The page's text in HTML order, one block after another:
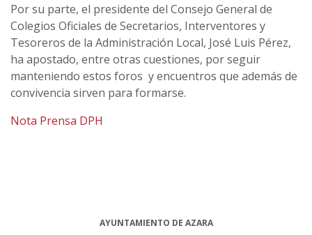
Por su parte, el presidente del Consejo General de
Colegios Oficiales de Secretarios, Interventores y
Tesoreros de la Administración Local, José Luis Pérez,
ha apostado, entre otras cuestiones, por seguir
manteniendo estos foros y encuentros que además de
convivencia sirven para formarse.
Nota Prensa DPH
AYUNTAMIENTO DE AZARA